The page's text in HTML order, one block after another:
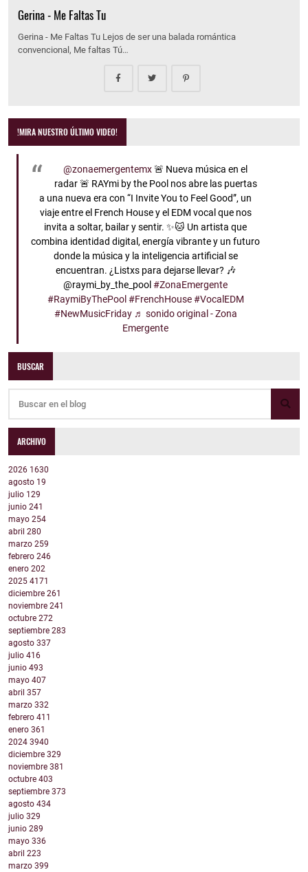
Gerina - Me Faltas Tu
Gerina - Me Faltas Tu Lejos de ser una balada romántica
convencional, Me faltas Tú…
!MIRA NUESTRO ÚLTIMO VIDEO!
@zonaemergentemx🚨 Nueva música en el
radar 🚨 RAYmi by the Pool nos abre las puertas
a una nueva era con “I Invite You to Feel Good”, un
viaje entre el French House y el EDM vocal que nos
invita a soltar, bailar y sentir. ✨🐱 Un artista que
combina identidad digital, energía vibrante y un futuro
donde la música y la inteligencia artificial se
encuentran. ¿Listxs para dejarse llevar? 🎶
@raymi_by_the_pool#ZonaEmergente
#RaymiByThePool #FrenchHouse #VocalEDM
#NewMusicFriday ♬ sonido original - Zona
Emergente
BUSCAR
ARCHIVO
2026 1630
agosto 19
julio 129
junio 241
mayo 254
abril 280
marzo 259
febrero 246
enero 202
2025 4171
diciembre 261
noviembre 241
octubre 272
septiembre 283
agosto 337
julio 416
junio 493
mayo 407
abril 357
marzo 332
febrero 411
enero 361
2024 3940
diciembre 329
noviembre 381
octubre 403
septiembre 373
agosto 434
julio 329
junio 289
mayo 336
abril 223
marzo 399